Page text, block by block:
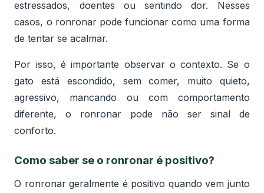
estressados, doentes ou sentindo dor. Nesses
casos, o ronronar pode funcionar como uma forma
de tentar se acalmar.
Por isso, é importante observar o contexto. Se o
gato está escondido, sem comer, muito quieto,
agressivo, mancando ou com comportamento
diferente, o ronronar pode não ser sinal de
conforto.
Como saber se o ronronar é positivo?
O ronronar geralmente é positivo quando vem junto